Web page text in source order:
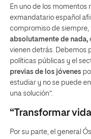
En uno de los momentos
exmandatario español
compromiso de siempre,
absolutamente de nada,
vienen detrás. Debemos
políticas públicas y el
previas de los jóvenes
estudiar y no se puede
una solución”.
“Transformar
Por su parte, el general